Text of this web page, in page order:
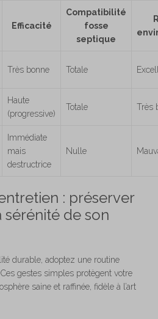
Efficacité
Compatibilité
fosse
septique
Très bonne Totale
Haute
(progressive)
Totale Très
Immédiate
mais
destructrice
Nulle
: préserver
sérénité de son
durable, adoptez une routine
. Ces gestes simples protègent votre
saine et raffinée, fidèle à l’art